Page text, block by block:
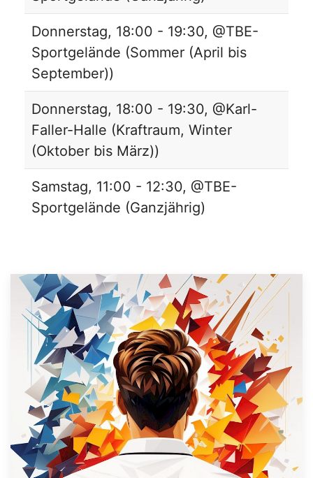
Donnerstag, 18:00 - 19:30, @TBE-
Sportgelände (Sommer (April bis
September))
Donnerstag, 18:00 - 19:30, @Karl-
Faller-Halle (Kraftraum, Winter
(Oktober bis März))
Samstag, 11:00 - 12:30, @TBE-
Sportgelände (Ganzjährig)